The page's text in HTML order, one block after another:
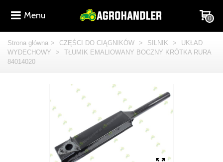
Menu 0
Strona główna > CZĘŚCI DO CIĄGNIKÓW > SILNIK >
UKŁAD
WYDECHOWY
>
TŁUMIK EMALIOWANY BOCZNY KRÓTKA RURA
84014020